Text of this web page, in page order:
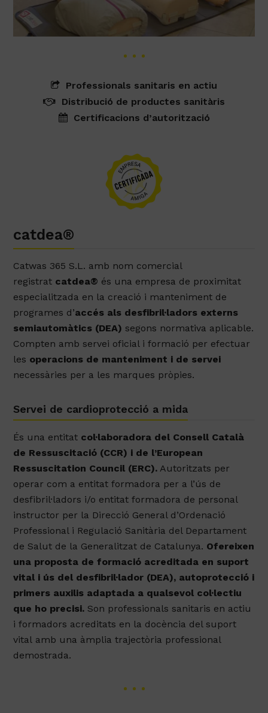
Professionals sanitaris en actiu
Distribució de productes sanitàris
Certificacions d’autorització
catdea®
Catwas 365 S.L. amb nom comercial
registrat catdea® és una empresa de proximitat
especialitzada en la creació i manteniment de
programes d’accés als desfibril·ladors externs
semiautomàtics (DEA) segons normativa aplicable.
Compten amb servei oficial i formació per efectuar
les operacions de manteniment i de servei
necessàries per a les marques pròpies.
Servei de cardioprotecció a mida
És una entitat col·laboradora del Consell Català
de Ressuscitació (CCR) i de l’European
Ressuscitation Council (ERC). Autoritzats per
operar com a entitat formadora per a l’ús de
desfibril·ladors i/o entitat formadora de personal
instructor per la Direcció General d’Ordenació
Professional i Regulació Sanitària del Departament
de Salut de la Generalitzat de Catalunya. Ofereixen
una proposta de formació acreditada en suport
vital i ús del desfibril·lador (DEA), autoprotecció i
primers auxilis adaptada a qualsevol col·lectiu
que ho precisi. Son professionals sanitaris en actiu
i formadors acreditats en la docència del suport
vital amb una àmplia trajectòria professional
demostrada.